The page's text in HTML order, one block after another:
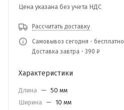
Цена указана без учета НДС
Рассчитать доставку
Самовывоз сегодня - бесплатно
Доставка завтра - 390 ₽
Характеристики
Длина — 50 мм
Ширина — 10 мм